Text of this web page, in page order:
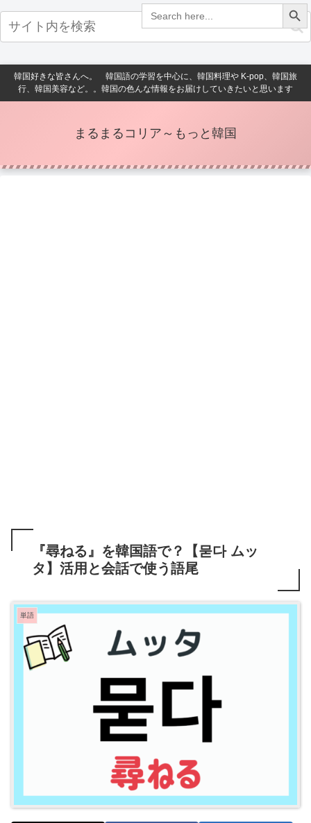
Search
for:
Search Button
韓国好きな皆さんへ。 韓国語の学習を中心に、韓国料理や K-pop、韓国旅
行、韓国美容など。。韓国の色んな情報をお届けしていきたいと思います
まるまるコリア～もっと韓国
『尋ねる』を韓国語で？【묻다 ムッ
タ】活用と会話で使う語尾
単語